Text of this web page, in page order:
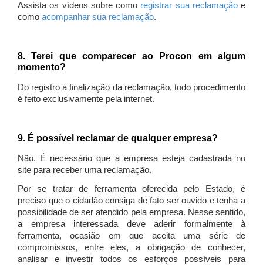
Assista os vídeos sobre como registrar sua reclamaçãoe
como acompanhar sua reclamação.
8. Terei que comparecer ao Procon em algum
momento?
Do registro à finalização da reclamação, todo procedimento
é feito exclusivamente pela internet.
9. É possível reclamar de qualquer empresa?
Não. É necessário que a empresa esteja cadastrada no
site para receber uma reclamação.
Por se tratar de ferramenta oferecida pelo Estado, é
preciso que o cidadão consiga de fato ser ouvido e tenha a
possibilidade de ser atendido pela empresa. Nesse sentido,
a empresa interessada deve aderir formalmente à
ferramenta, ocasião em que aceita uma série de
compromissos, entre eles, a obrigação de conhecer,
analisar e investir todos os esforços possíveis para